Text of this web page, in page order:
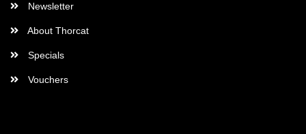
Newsletter
About Thorcat
Specials
Vouchers